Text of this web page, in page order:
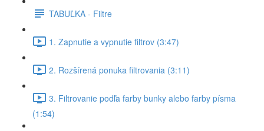
TABUĽKA - Filtre
1. Zapnutie a vypnutie filtrov (3:47)
2. Rozšírená ponuka filtrovania (3:11)
3. Filtrovanie podľa farby bunky alebo farby písma
(1:54)